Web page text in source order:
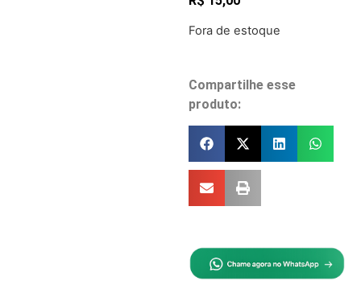
Fora de estoque
Compartilhe esse
produto: